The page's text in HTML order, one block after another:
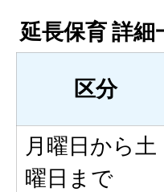
延長保育 詳細
区分
月曜日から土
曜日まで